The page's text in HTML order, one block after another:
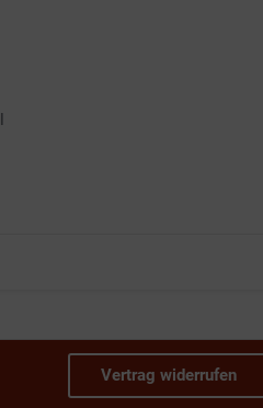
Vertrag widerrufen